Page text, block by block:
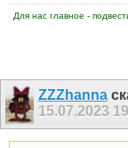
Для нас главное -
ZZZhanna
15.07.2023